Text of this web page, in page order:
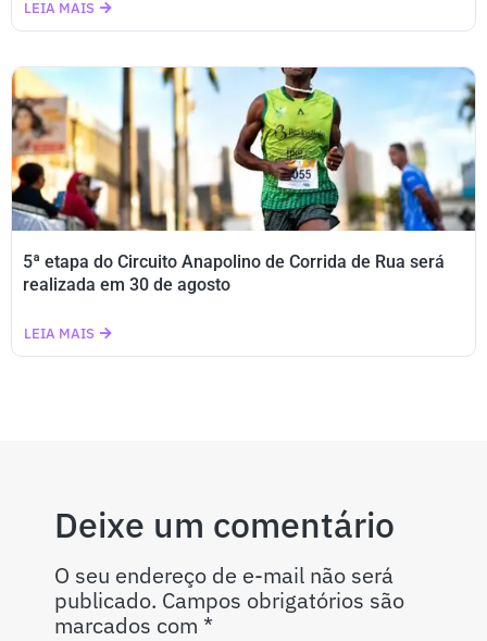
LEIA MAIS
5ª etapa do Circuito Anapolino de Corrida de Rua será
realizada em 30 de agosto
LEIA MAIS
Deixe um comentário
O seu endereço de e-mail não será
publicado. Campos obrigatórios são
marcados com *